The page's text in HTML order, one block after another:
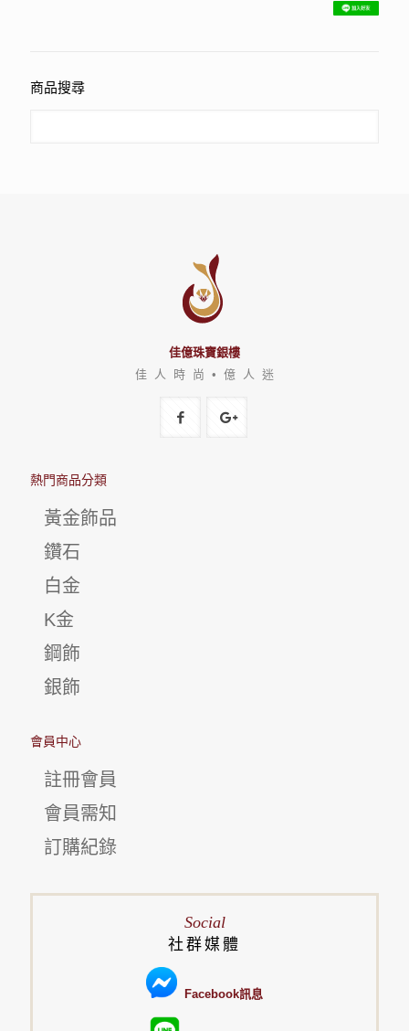
商品搜尋
佳億珠寶銀樓
佳 人 時 尚 • 億 人 迷
熱門商品分類
黃金飾品
鑽石
白金
K金
鋼飾
銀飾
會員中心
註冊會員
會員需知
訂購紀錄
Social
社群媒體
Facebook訊息